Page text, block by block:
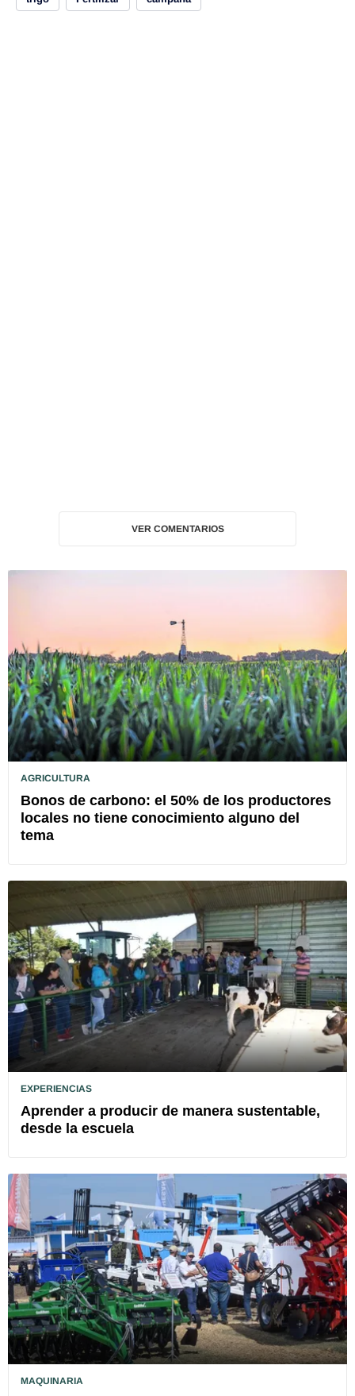
VER COMENTARIOS
AGRICULTURA
Bonos de carbono: el 50% de los productores
locales no tiene conocimiento alguno del
tema
EXPERIENCIAS
Aprender a producir de manera sustentable,
desde la escuela
MAQUINARIA